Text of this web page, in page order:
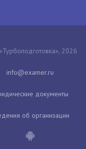
2026
документы
об организации